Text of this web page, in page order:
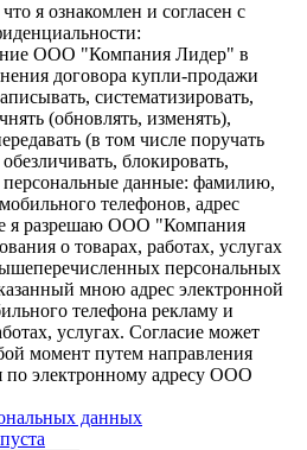
я ознакомлен и согласен с
ООО "Компания Лидер" в
договора купли-продажи
систематизировать,
(обновлять, изменять),
(в том числе поручать
блокировать,
персональные данные: фамилию,
телефонов, адрес
я разрешаю ООО "Компания
о товарах, работах, услугах
персональных
мною адрес электронной
телефона рекламу и
услугах. Согласие может
момент путем направления
по электронному адресу ООО
данных